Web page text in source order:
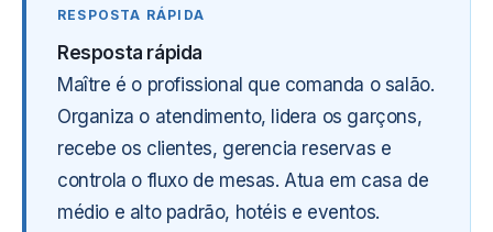
Resposta rápida
Maître é o profissional que comanda o salão.
Organiza o atendimento, lidera os garçons,
recebe os clientes, gerencia reservas e
controla o fluxo de mesas. Atua em casa de
médio e alto padrão, hotéis e eventos.